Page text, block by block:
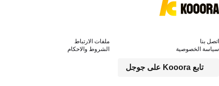
تابع Kooora على جوجل
اتصل بنا
ملفات الارتباط
سياسة الخصوصية
الشروط والاحكام